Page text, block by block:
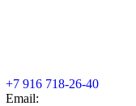
+7 916 718-26-40
Email: